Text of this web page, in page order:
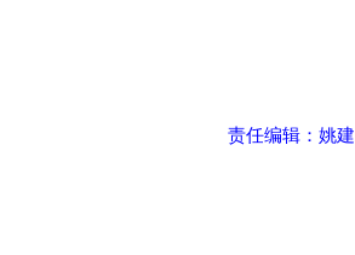
责任编辑：姚建